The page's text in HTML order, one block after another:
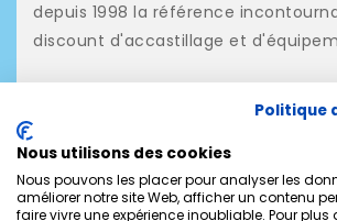
depuis 1998 la référence
discount d'accastillage et
NOS PRODUITS
MON COMPTE
Politique
Nous utilisons des cookies
Nous pouvons les placer pour analyser les
améliorer notre site Web, afficher un contenu
faire vivre une expérience inoubliable. Pour